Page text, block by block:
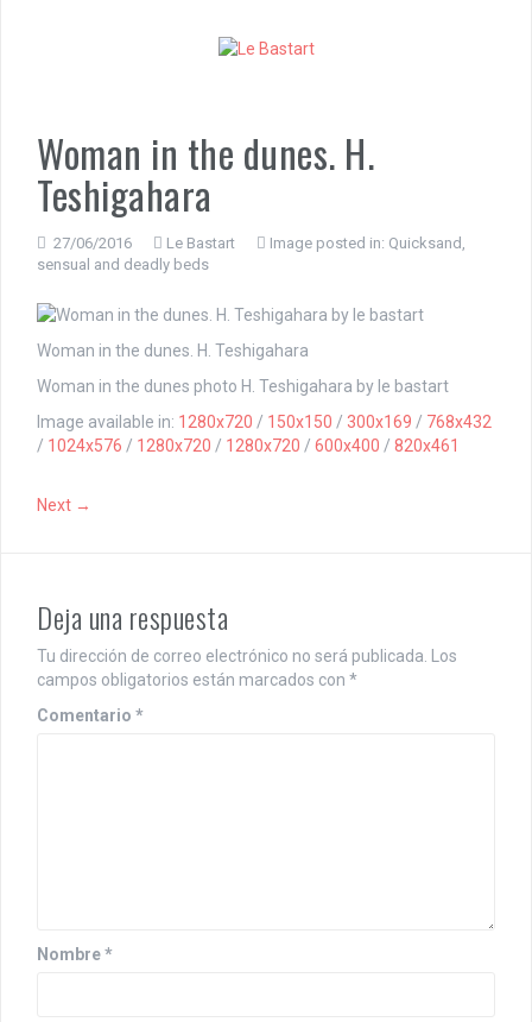
Woman in the dunes. H.
Teshigahara
27/06/2016 Le Bastart Image posted in: Quicksand,
sensual and deadly beds
Woman in the dunes. H. Teshigahara
Woman in the dunes photo H. Teshigahara by le bastart
Image available in: 1280x720 / 150x150 / 300x169 / 768x432
/ 1024x576 / 1280x720 / 1280x720 / 600x400 / 820x461
Next →
Deja una respuesta
Tu dirección de correo electrónico no será publicada. Los
campos obligatorios están marcados con *
Comentario *
Nombre*